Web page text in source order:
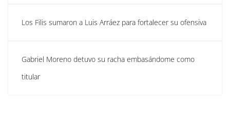
Los Filis sumaron a Luis Arráez para fortalecer su ofensiva
Gabriel Moreno detuvo su racha embasándome como
titular